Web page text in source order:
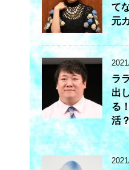
て
元
ラ
出
る
活？